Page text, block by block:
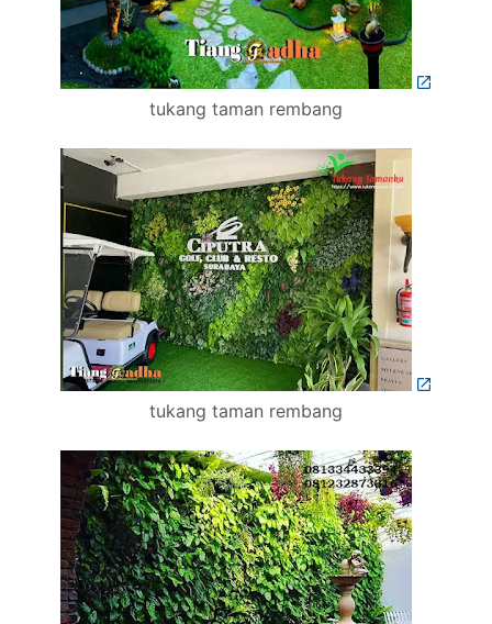
tukang taman rembang
tukang taman rembang